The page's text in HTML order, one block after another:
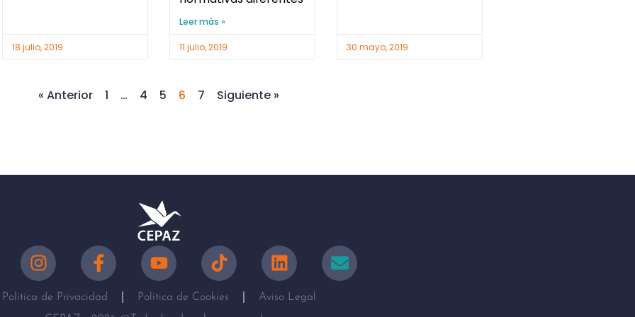
18 julio, 2019
Leer más »
11 julio, 2019 30 mayo, 2019
« Anterior 1 … 4 5 6 7 Siguiente »
Política de Privacidad Política de Cookies
Aviso Legal